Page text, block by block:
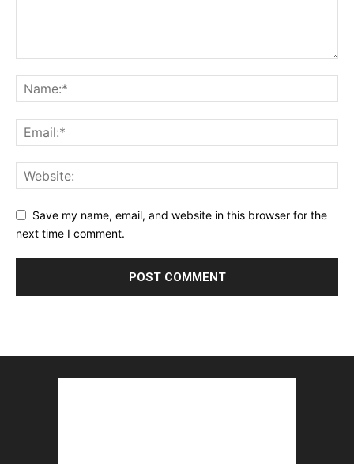
Save my name, email, and website in this browser for the
next time I comment.